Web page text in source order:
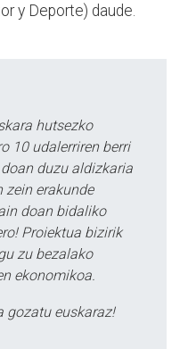
y Deporte) daude.
hutsezko
10 udalerriren berri
duzu aldizkaria
zein erakunde
doan bidaliko
Proiektua bizirik
zu bezalako
ekonomikoa.
gozatu euskaraz!